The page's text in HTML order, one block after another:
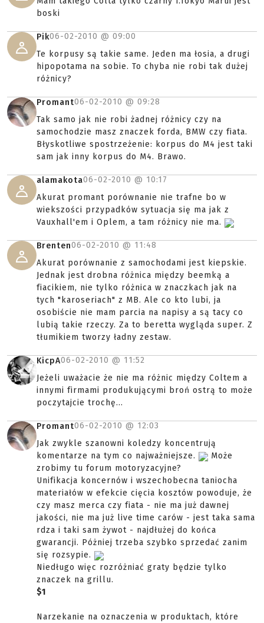
boski
Pik06-02-2010 @ 09:00
Te korpusy są takie same. Jeden ma łosia, a drugi
hipopotama na sobie. To chyba nie robi tak dużej
różnicy?
Promant06-02-2010 @ 09:28
Tak samo jak nie robi żadnej różnicy czy na
samochodzie masz znaczek forda, BMW czy fiata.
Błyskotliwe spostrzeżenie: korpus do M4 jest taki
sam jak inny korpus do M4. Brawo.
alamakota06-02-2010 @ 10:17
Akurat promant porównanie nie trafne bo w
wiekszości przypadków sytuacja się ma jak z
Vauxhall'em i Oplem, a tam różnicy nie ma.
Brenten06-02-2010 @ 11:48
Akurat porównanie z samochodami jest kiepskie.
Jednak jest drobna różnica między beemką a
fiacikiem, nie tylko różnica w znaczkach jak na
tych "karoseriach" z MB. Ale co kto lubi, ja
osobiście nie mam parcia na napisy a są tacy co
lubią takie rzeczy. Za to beretta wygląda super. Z
tłumikiem tworzy ładny zestaw.
KicpA06-02-2010 @ 11:52
Jeżeli uważacie że nie ma różnic między Coltem a
innymi firmami produkującymi broń ostrą to może
poczytajcie trochę...
Promant06-02-2010 @ 12:03
Jak zwykle szanowni koledzy koncentrują
komentarze na tym co najważniejsze.
Może
zrobimy tu forum motoryzacyjne?
Unifikacja koncernów i wszechobecna taniocha
materiałów w efekcie cięcia kosztów powoduje, że
czy masz merca czy fiata - nie ma już dawnej
jakości, nie ma już live time carów - jest taka sama
rdza i taki sam żywot - najdłużej do końca
gwarancji. Póżniej trzeba szybko sprzedać zanim
się rozsypie.
Niedługo więc rozróżniać graty będzie tylko
znaczek na grillu.
$1
Narzekanie na oznaczenia w produktach, które